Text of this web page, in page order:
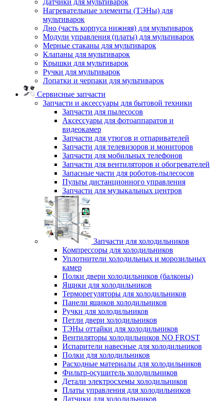
Датчики для мультиварок
Нагревательные элементы (ТЭНы) для
мультиварок
Дно (часть корпуса нижняя) для мультиварок
Модули управления (платы) для мультиварок
Мерные стаканы для мультиварок
Клапаны для мультиварок
Крышки для мультиварок
Ручки для мультиварок
Лопатки и черпаки для мультиварок
Сервисные запчасти
Запчасти и аксессуары для бытовой техники
Запчасти для пылесосов
Аксессуары для фотоаппаратов и
видеокамер
Запчасти для утюгов и отпаривателей
Запчасти для телевизоров и мониторов
Запчасти для мобильных телефонов
Запчасти для вентиляторов и обогревателей
Запасные части для роботов-пылесосов
Пульты дистанционного управления
Запчасти для музыкальных центров
Запчасти для холодильников
Компрессоры для холодильников
Уплотнители холодильных и морозильных
камер
Полки двери холодильников (балконы)
Ящики для холодильников
Терморегуляторы для холодильников
Панели ящиков холодильников
Ручки для холодильников
Петли двери холодильников
ТЭНы оттайки для холодильников
Вентиляторы холодильников NO FROST
Испарители навесные для холодильников
Полки для холодильников
Расходные материалы для холодильников
Фильтр-осушитель холодильников
Детали электросхемы холодильников
Платы управления для холодильников
Датчики для холодильников